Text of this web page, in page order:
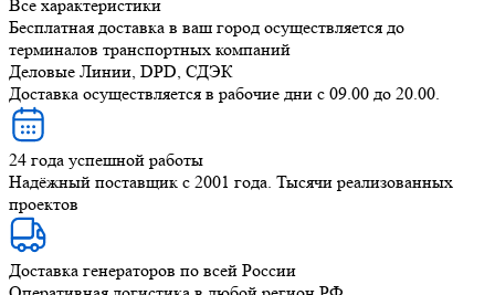
Все характеристики
Бесплатная доставка в ваш город осуществляется до
терминалов транспортных компаний
Деловые Линии, DPD, СДЭК
Доставка осуществляется в рабочие дни с 09.00 до 20.00.
24 года успешной работы
Надёжный поставщик с 2001 года. Тысячи реализованных
проектов
Доставка генераторов по всей России